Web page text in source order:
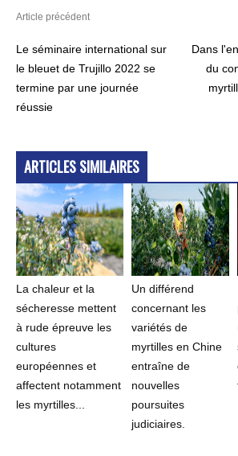
Article précédent
Le séminaire international sur
le bleuet de Trujillo 2022 se
termine par une journée
réussie
Dans
du
ARTICLES SIMILAIRES
La chaleur et la
sécheresse mettent
à rude épreuve les
cultures
européennes et
affectent notamment
les myrtilles...
Un différend
concernant les
variétés de
myrtilles en Chine
entraîne de
nouvelles
poursuites
judiciaires.